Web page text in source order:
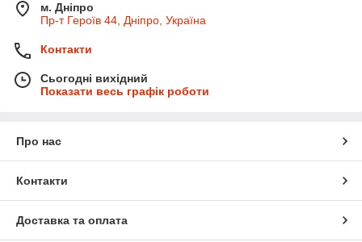
м. Дніпро
Пр-т Героїв 44, Дніпро, Україна
Контакти
Сьогодні вихідний
Показати весь графік роботи
Про нас
Контакти
Доставка та оплата